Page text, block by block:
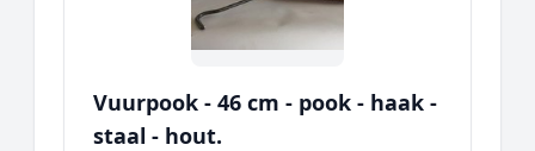
Vuurpook - 46 cm - pook - haak -
staal - hout.